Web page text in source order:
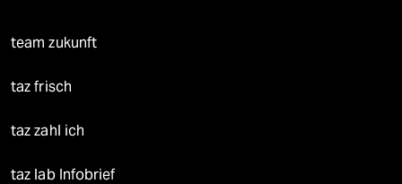
team zukunft
taz frisch
taz zahl ich
taz lab Infobrief